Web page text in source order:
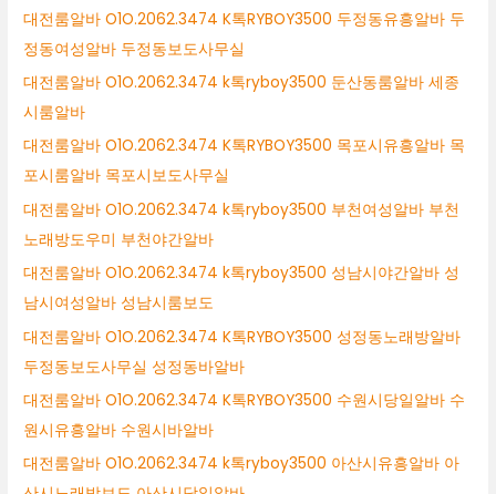
대전룸알바 O1O.2062.3474 K톡RYBOY3500 두정동유흥알바 두
정동여성알바 두정동보도사무실
대전룸알바 O1O.2062.3474 k톡ryboy3500 둔산동룸알바 세종
시룸알바
대전룸알바 O1O.2062.3474 K톡RYBOY3500 목포시유흥알바 목
포시룸알바 목포시보도사무실
대전룸알바 O1O.2062.3474 k톡ryboy3500 부천여성알바 부천
노래방도우미 부천야간알바
대전룸알바 O1O.2062.3474 k톡ryboy3500 성남시야간알바 성
남시여성알바 성남시룸보도
대전룸알바 O1O.2062.3474 K톡RYBOY3500 성정동노래방알바
두정동보도사무실 성정동바알바
대전룸알바 O1O.2062.3474 K톡RYBOY3500 수원시당일알바 수
원시유흥알바 수원시바알바
대전룸알바 O1O.2062.3474 k톡ryboy3500 아산시유흥알바 아